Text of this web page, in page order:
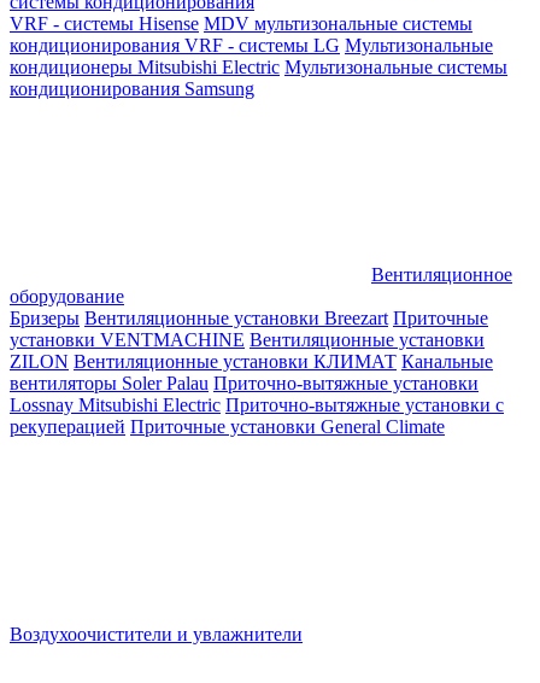
VRF - системы Hisense MDV мультизональные системы
кондиционирования VRF - системы LG Мультизональные
кондиционеры Mitsubishi Electric Мультизональные системы
кондиционирования Samsung
Вентиляционное
оборудование
Бризеры Вентиляционные установки Breezart Приточные
установки VENTMACHINE Вентиляционные установки
ZILON Вентиляционные установки КЛИМАТ Канальные
вентиляторы Soler Palau Приточно-вытяжные установки
Lossnay Mitsubishi Electric Приточно-вытяжные установки с
рекуперацией Приточные установки General Climate
Воздухоочистители и увлажнители